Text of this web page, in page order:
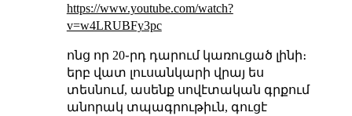
https://www.youtube.com/watch?
v=w4LRUBFy3pc
ոնց որ 20֊րդ դարում կառուցած լինի։
երբ վատ լուսանկարի վրայ ես
տեսնում, ասենք սովէտական գրքում
անորակ տպագրութիւն, գուցէ